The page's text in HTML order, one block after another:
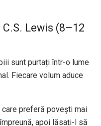
Lewis (8–12
sunt purtați într-o lume
Fiecare volum aduce
preferă povești mai
apoi lăsați-l să